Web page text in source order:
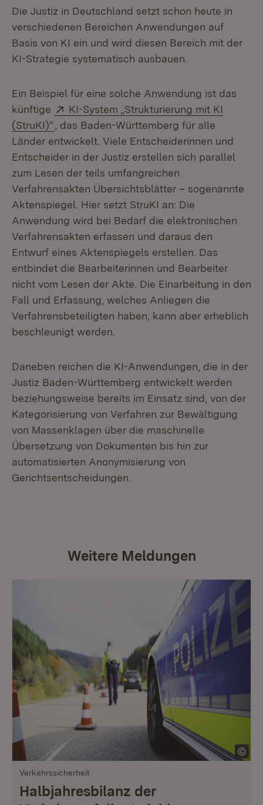
Die Justiz in Deutschland setzt schon heute in
verschiedenen Bereichen Anwendungen auf
Basis von KI ein und wird diesen Bereich mit der
KI-Strategie systematisch ausbauen.
Ein Beispiel für eine solche Anwendung ist das
künftige
Extern:
KI-System „Strukturierung mit KI
(StruKI)“ (Öffnet in neuem Fenster)
, das Baden-Württemberg für alle
Länder entwickelt. Viele Entscheiderinnen und
Entscheider in der Justiz erstellen sich parallel
zum Lesen der teils umfangreichen
Verfahrensakten Übersichtsblätter – sogenannte
Aktenspiegel. Hier setzt StruKI an: Die
Anwendung wird bei Bedarf die elektronischen
Verfahrensakten erfassen und daraus den
Entwurf eines Aktenspiegels erstellen. Das
entbindet die Bearbeiterinnen und Bearbeiter
nicht vom Lesen der Akte. Die Einarbeitung in den
Fall und Erfassung, welches Anliegen die
Verfahrensbeteiligten haben, kann aber erheblich
beschleunigt werden.
Daneben reichen die KI-Anwendungen, die in der
Justiz Baden-Württemberg entwickelt werden
beziehungsweise bereits im Einsatz sind, von der
Kategorisierung von Verfahren zur Bewältigung
von Massenklagen über die maschinelle
Übersetzung von Dokumenten bis hin zur
automatisierten Anonymisierung von
Gerichtsentscheidungen.
Weitere Meldungen
Verkehrssicherheit
Halbjahresbilanz der